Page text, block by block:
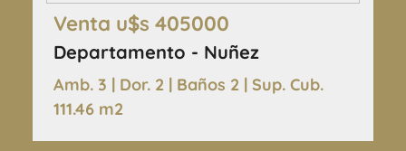
Venta u$s 405000
Departamento - Nuñez
Amb. 3 | Dor. 2 | Baños 2 | Sup. Cub.
111.46 m2